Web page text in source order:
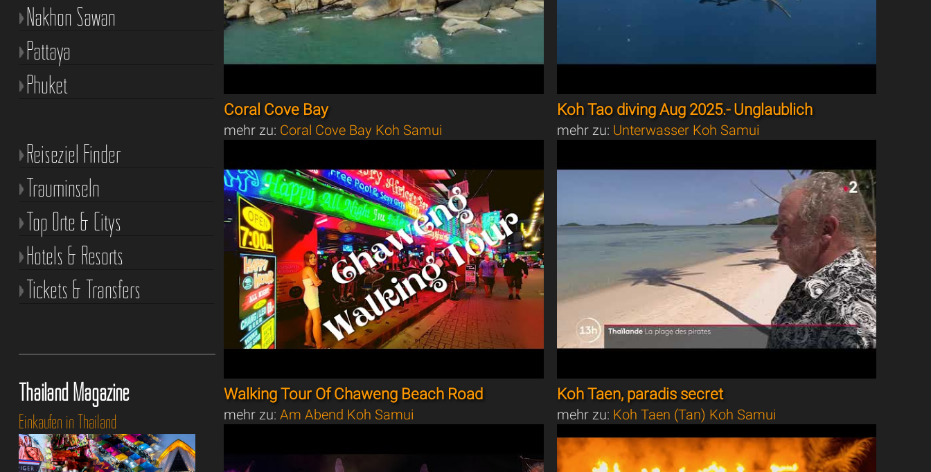
Coral Cove Bay
mehr zu: Coral Cove Bay Koh Samui
Koh Tao diving Aug 2025.- Unglaublich
mehr zu: Unterwasser Koh Samui
Walking Tour Of Chaweng Beach Road
mehr zu:Am Abend Koh Samui
Koh Taen, paradis secret
mehr zu: Koh Taen (Tan) Koh Samui
Nakhon Sawan
Pattaya
Phuket
Reiseziel Finder
Trauminseln
Top Orte & Citys
Hotels & Resorts
Tickets & Transfers
Thailand Magazine
Einkaufen in Thailand